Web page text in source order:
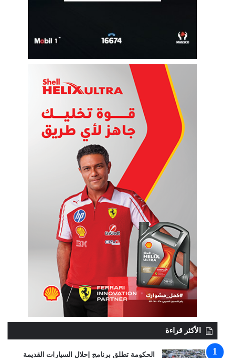
الأكثر قراءة
الحكومة تطلق برنامج إحلال السيارات القديمة